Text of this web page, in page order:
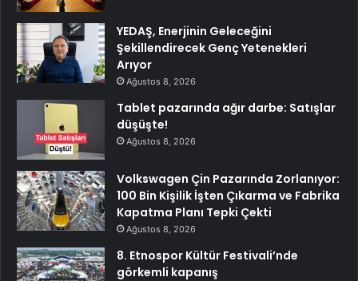
YEDAŞ, Enerjinin Geleceğini
Şekillendirecek Genç Yetenekleri
Arıyor
Ağustos 8, 2026
Tablet pazarında ağır darbe: Satışlar
düşüşte!
Ağustos 8, 2026
Volkswagen Çin Pazarında Zorlanıyor:
100 Bin Kişilik İşten Çıkarma ve Fabrika
Kapatma Planı Tepki Çekti
Ağustos 8, 2026
8. Etnospor Kültür Festivali’nde
görkemli kapanış